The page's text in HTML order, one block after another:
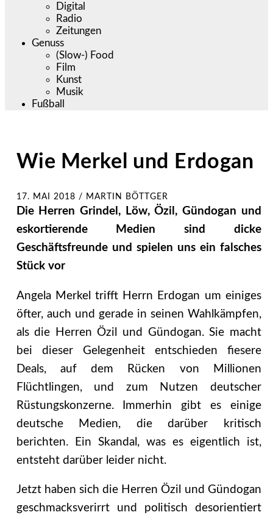
Digital
Radio
Zeitungen
Genuss
(Slow-) Food
Film
Kunst
Musik
Fußball
Wie Merkel und Erdogan
17. MAI 2018 / MARTIN BÖTTGER
Die Herren Grindel, Löw, Özil, Gündogan und
eskortierende Medien sind dicke
Geschäftsfreunde und spielen uns ein falsches
Stück vor
Angela Merkel trifft Herrn Erdogan um einiges
öfter, auch und gerade in seinen Wahlkämpfen,
als die Herren Özil und Gündogan. Sie macht
bei dieser Gelegenheit entschieden fiesere
Deals, auf dem Rücken von Millionen
Flüchtlingen, und zum Nutzen deutscher
Rüstungskonzerne. Immerhin gibt es einige
deutsche Medien, die darüber kritisch
berichten. Ein Skandal, was es eigentlich ist,
entsteht darüber leider nicht.
Jetzt haben sich die Herren Özil und Gündogan
geschmacksverirrt und politisch desorientiert